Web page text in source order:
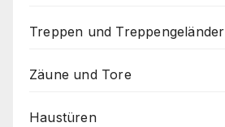
Treppen und Treppengeländer
Zäune und Tore
Haustüren